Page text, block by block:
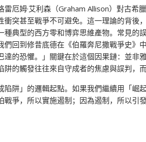
雷厄姆·艾利森（Graham Allison）對古希
突甚至戰爭不可避免。這一理論的背後
典型的西方零和博弈思維產物。常見的
回到修昔底德在《伯羅奔尼撒戰爭史》
的恐懼。」關鍵在於這個因果鏈：並非
的觸發往往來自守成者的焦慮與誤判，
阱」的邏輯起點。如果我們繼續用「崛
爭，所以實施遏制；因為遏制，所以引